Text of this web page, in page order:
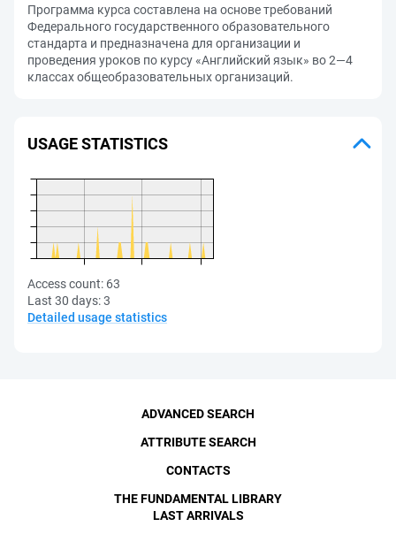
Программа курса составлена на основе требований
Федерального государственного образовательного
стандарта и предназначена для организации и
проведения уроков по курсу «Английский язык» во 2—4
классах общеобразовательных организаций.
USAGE STATISTICS
Access count: 63
Last 30 days:3
Detailed usage statistics
ADVANCED SEARCH
ATTRIBUTE SEARCH
CONTACTS
THE FUNDAMENTAL LIBRARY
LAST ARRIVALS